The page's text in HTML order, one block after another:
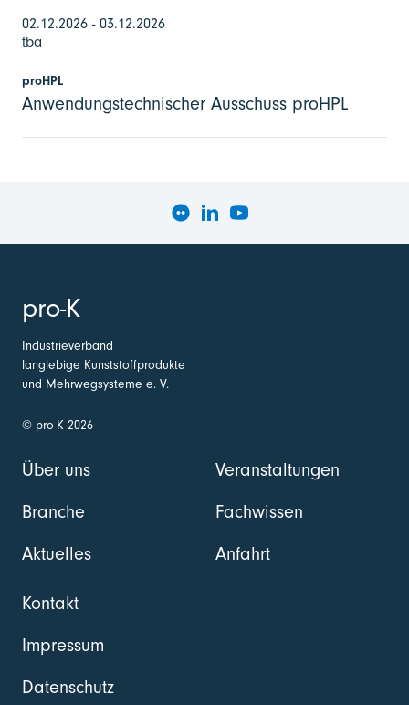
02.12.2026 - 03.12.2026
tba
proHPL
Anwendungstechnischer Ausschuss proHPL
pro-K
Industrieverband
langlebige Kunststoffprodukte
und Mehrwegsysteme e. V.
© pro-K 2026
Über uns
Branche
Aktuelles
Veranstaltungen
Fachwissen
Anfahrt
Kontakt
Impressum
Datenschutz